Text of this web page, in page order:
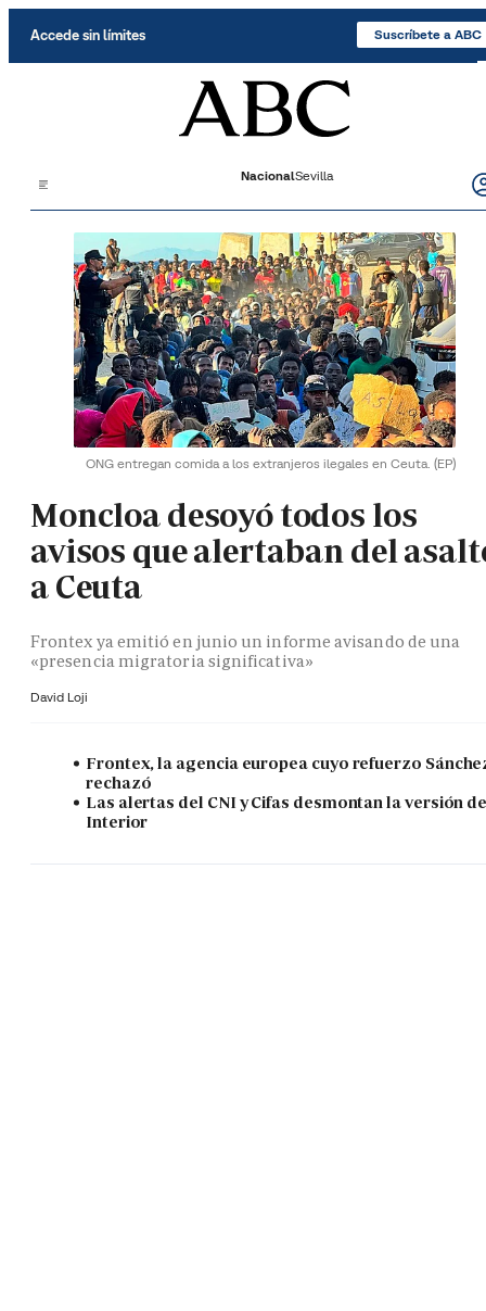
Accede sin límites Suscríbete a ABC
NacionalSevilla
ONG entregan comida a los extranjeros ilegales en Ceuta. (EP)
Moncloa desoyó todos los
avisos que alertaban del
a Ceuta
Frontex ya emitió en junio un informe avisando de una
«presencia migratoria significativa»
David Loji
Frontex, la agencia europea cuyo refuerzo
rechazó
Las alertas del CNI y Cifas desmontan la versión
Interior